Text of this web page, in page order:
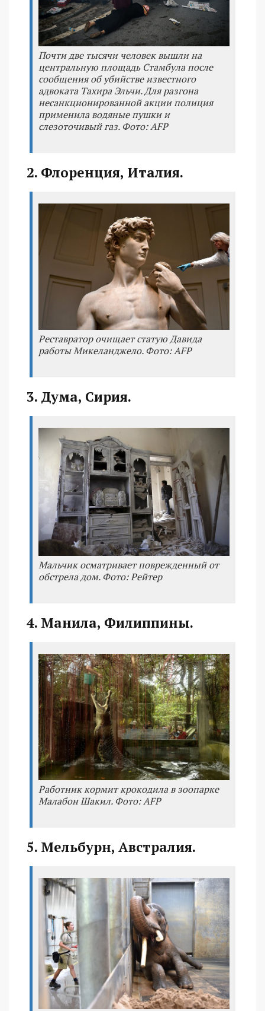
Почти две тысячи человек вышли на
центральную площадь Стамбула после
сообщения об убийстве известного
адвоката Тахира Эльчи. Для разгона
несанкционированной акции полиция
применила водяные пушки и
слезоточивый газ. Фото: AFP
2. Флоренция, Италия.
Реставратор очищает статую Давида
работы Микеланджело. Фото: AFP
3. Дума, Сирия.
Мальчик осматривает поврежденный от
обстрела дом. Фото: Рейтер
4. Манила, Филиппины.
Работник кормит крокодила в зоопарке
Малабон Шакил. Фото: AFP
5. Мельбурн, Австралия.